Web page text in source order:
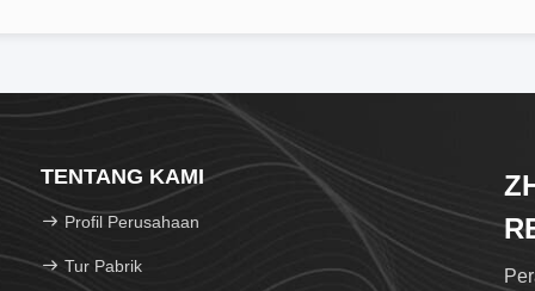
TENTANG KAMI
Profil Perusahaan
Tur Pabrik